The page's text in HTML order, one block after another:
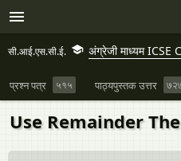
सी.आई.एस.सी.ई. अंग्रेजी माध्यम ICSE
प्रश्न पत्र ५१५ पाठ्यपुस्तक उत्तर
Use Remainder